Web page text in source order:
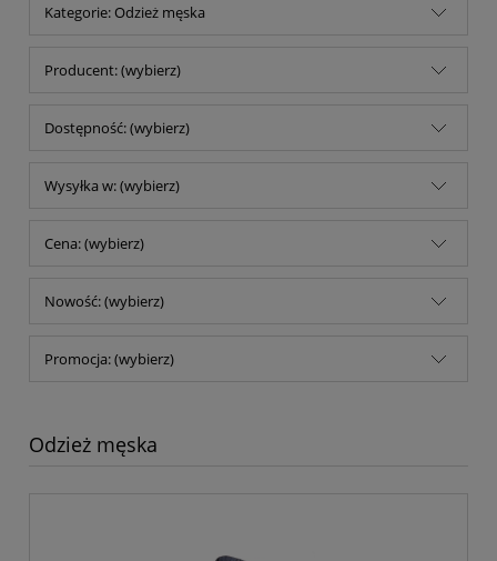
Kategorie: Odzież męska
Producent: (wybierz)
Dostępność: (wybierz)
Wysyłka w: (wybierz)
Cena: (wybierz)
Nowość: (wybierz)
Promocja: (wybierz)
Odzież męska